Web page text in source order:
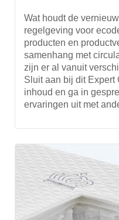
Wat houdt de
regelgeving voor
producten en
samenhang met
zijn er al vanuit
Sluit aan bij dit Expert
inhoud en ga in
ervaringen uit met